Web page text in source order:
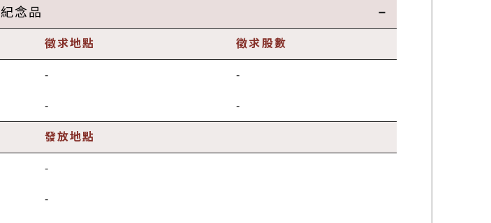
紀念品
徵求地點 徵求股數
- -
- -
發放地點
-
-